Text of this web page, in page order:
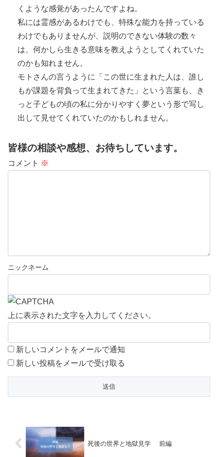
くような感覚があったんですよね。
私には霊感があるわけでも、特殊な能力を持っている
わけでもありませんが、説明のできない体験の数々
は、何かしら生きる意味を教えようとしてくれていた
のかも知れません。
モトさんの言うように「この世に生まれた人は、誰し
もが課題を背負って生まれてきた」という言葉も、き
っと子どもの頃の私に分かりやすく夢という形で写し
出して見せてくれていたのかもしれません。
皆様の相談や感想、お待ちしています。
コメント ※
上に表示された文字を入力してください。
新しいコメントをメールで通知
新しい投稿をメールで受け取る
死後の世界と地獄見学 前編